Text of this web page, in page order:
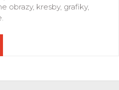
obrazy, kresby, grafiky,